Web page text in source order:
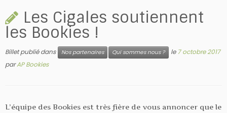
Les Cigales soutiennent
les Bookies !
Billet publié dans Nos partenaires Qui sommes nous ? le 7 octobre 2017
parAP Bookies
L’équipe des Bookies est très fière de vous annoncer que le